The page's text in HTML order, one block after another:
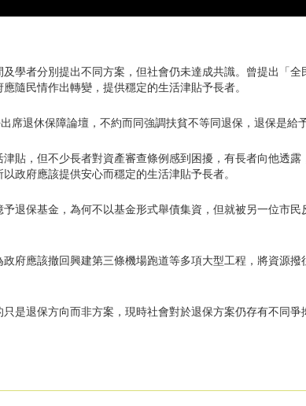
學者分別提出不同方案，但社會仍未達成共識。曾提出「
隨民情作出轉變，提供穩定的生活津貼予長者。
席退休保障論壇，不約而同強調扶貧不等同退保，退保是給
貼，但不少長者對資產審查條例感到困擾，有長者向他透
政府應該提供安心而穩定的生活津貼予長者。
退保基金，為何不以基金形式舉債集資，但就被另一位市
府應該撤回興建第三條機場跑道等多項大型工程，將資源
是退保方向而非方案，現時社會對於退保方案仍存有不同